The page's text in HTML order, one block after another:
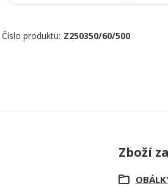
Číslo produktu: Z250350/60/500
Zboží